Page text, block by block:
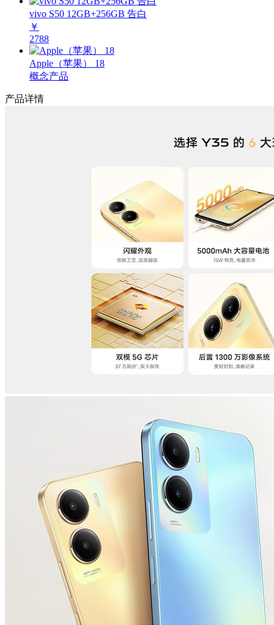
vivo S50 12GB+256GB 告白
￥
2788
Apple（苹果） 18
概念产品
产品详情